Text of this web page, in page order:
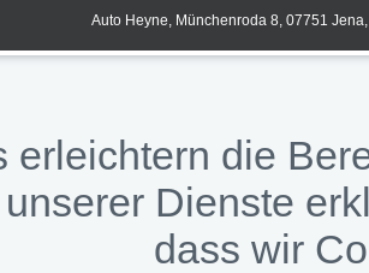
Auto Heyne, Münchenroda 8, 07751
erleichtern die
Dienste
dass wir